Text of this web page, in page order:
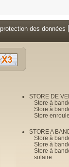
des données
STORE DE
Store à
Store à
Store
STORE A
Store à
Store à
Store à
solaire